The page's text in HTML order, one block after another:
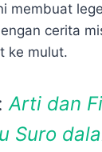
membuat
cerita
ke mulut.
Arti dan
Suro